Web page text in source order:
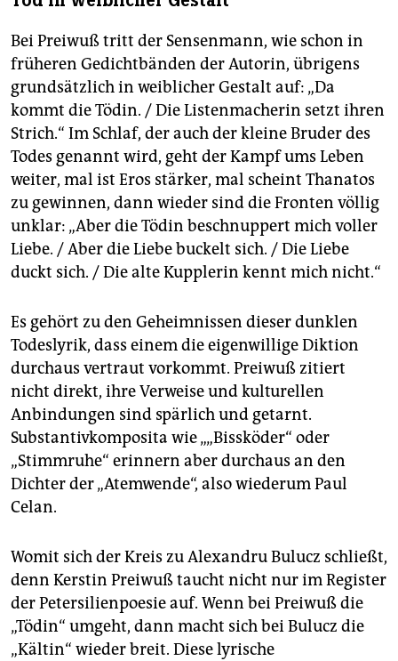
Bei Preiwuß tritt der Sensenmann, wie schon in
früheren Gedichtbänden der Autorin, übrigens
grundsätzlich in weiblicher Gestalt auf: „Da
kommt die Tödin. / Die Listenmacherin setzt ihren
Strich.“ Im Schlaf, der auch der kleine Bruder des
Todes genannt wird, geht der Kampf ums Leben
weiter, mal ist Eros stärker, mal scheint Thanatos
zu gewinnen, dann wieder sind die Fronten völlig
unklar: „Aber die Tödin beschnuppert mich voller
Liebe. / Aber die Liebe buckelt sich. / Die Liebe
duckt sich. / Die alte Kupplerin kennt mich nicht.“
Es gehört zu den Geheimnissen dieser dunklen
Todeslyrik, dass einem die eigenwillige Diktion
durchaus vertraut vorkommt. Preiwuß zitiert
nicht direkt, ihre Verweise und kulturellen
Anbindungen sind spärlich und getarnt.
Substantivkomposita wie „„Bissköder“ oder
„Stimmruhe“ erinnern aber durchaus an den
Dichter der „Atemwende“, also wiederum Paul
Celan.
Womit sich der Kreis zu Alexandru Bulucz schließt,
denn Kerstin Preiwuß taucht nicht nur im Register
der Petersilienpoesie auf. Wenn bei Preiwuß die
„Tödin“ umgeht, dann macht sich bei Bulucz die
„Kältin“ wieder breit. Diese lyrische